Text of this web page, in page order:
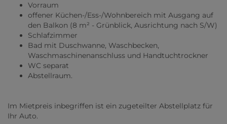
Vorraum
offener Küchen-/Ess-/Wohnbereich mit Ausgang auf
den Balkon (8 m² - Grünblick, Ausrichtung nach S/W)
Schlafzimmer
Bad mit Duschwanne, Waschbecken,
Waschmaschinenanschluss und Handtuchtrockner
WC separat
Abstellraum.
Im Mietpreis inbegriffen ist ein zugeteilter Abstellplatz für
Ihr Auto.